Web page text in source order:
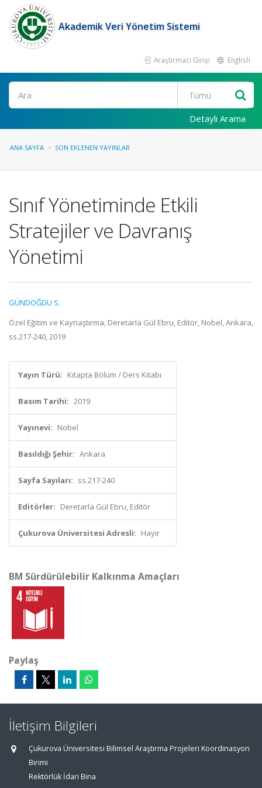
Akademik Veri Yönetim Sistemi
Araştırmacı Girişi English
Ara
Detaylı Arama
ANA SAYFA SON EKLENEN YAYINLAR
Sınıf Yönetiminde Etkili
Stratejiler ve Davranış
Yönetimi
GÜNDOĞDU S.
Özel Eğitim ve Kaynaştırma, Deretarla Gül Ebru, Editör, Nobel, Ankara,
ss.217-240, 2019
Yayın Türü: Kitapta Bölüm / Ders Kitabı
Basım Tarihi: 2019
Yayınevi: Nobel
Basıldığı Şehir: Ankara
Sayfa Sayıları: ss.217-240
Editörler: Deretarla Gül Ebru, Editör
Çukurova Üniversitesi Adresli: Hayır
BM Sürdürülebilir Kalkınma Amaçları
Paylaş
İletişim Bilgileri
Çukurova Üniversitesi Bilimsel Araştırma Projeleri Koordinasyon
Birimi
Rektörlük İdari Bina